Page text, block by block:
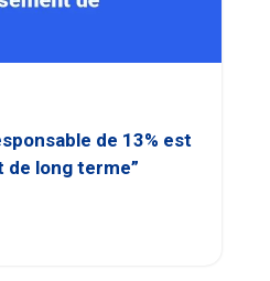
de 13% est
long terme”